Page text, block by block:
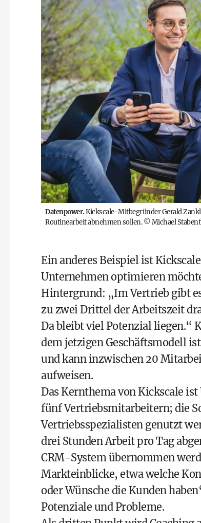
Datenpower.Kickscale-Mitbegründer Gerald
Routinearbeit abnehmen sollen.©Michael
Ein anderes Beispiel ist
Unternehmen optimieren
Hintergrund: „Im Vertrieb gibt
zu zwei Drittel der Arbeitszeit
Da bleibt viel Potenzial liegen.“
dem jetzigen Geschäftsmodell
und kann inzwischen 20
aufweisen.
Das Kernthema von Kickscale
fünf Vertriebsmitarbeitern; die
Vertriebsspezialisten genutzt
drei Stunden Arbeit pro Tag
CRM-System übernommen
Markteinblicke, etwa welche
oder Wünsche die Kunden
Potenziale und Probleme.